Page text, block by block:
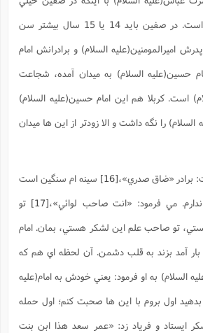
جوان بود، اصلاً نوجوان است. در صفين بايد 14 يا 15 سال بيشتر سن
اميرالمومنين(علیه السلام) و برادرانش امام
حسين(علیه السلام) به ميدان آمده، شجاعت
است. کربلا هم اين امام حسين(علیه السلام)
را نگه داشت و الا زودتر از اين ها ميدان
«ضاق صدري»،[16]
سينه ام سنگين است
مي فرمود: «انت صاحب لوائي»،[17]
تو
تو صاحب علم اين لشکر هستي، بمان. امام
آمد بزند به قلب دشمن. آن لحظه اي هم که
السلام) به او فرمود: يعني خودش به امام(علیه
اول بروم با اين ها صحبت کنم؛ اول حمله
ايستاد و فرياد زد: «عمر سعد هذا ابن بنت